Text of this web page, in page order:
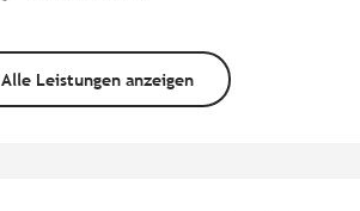
Alle Leistungen anzeigen